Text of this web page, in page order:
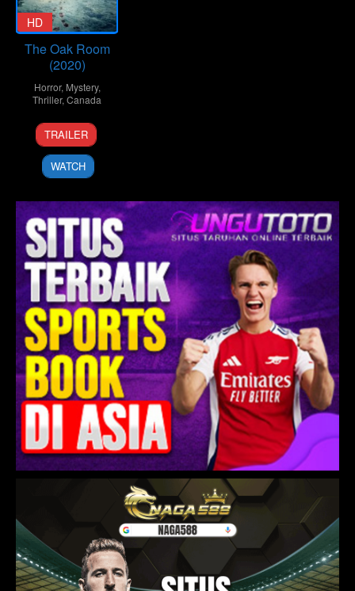
HD
The Oak Room
(2020)
Horror, Mystery,
Thriller,Canada
27
Nov
2020
Michèle
DesLauriers
TRAILER
WATCH